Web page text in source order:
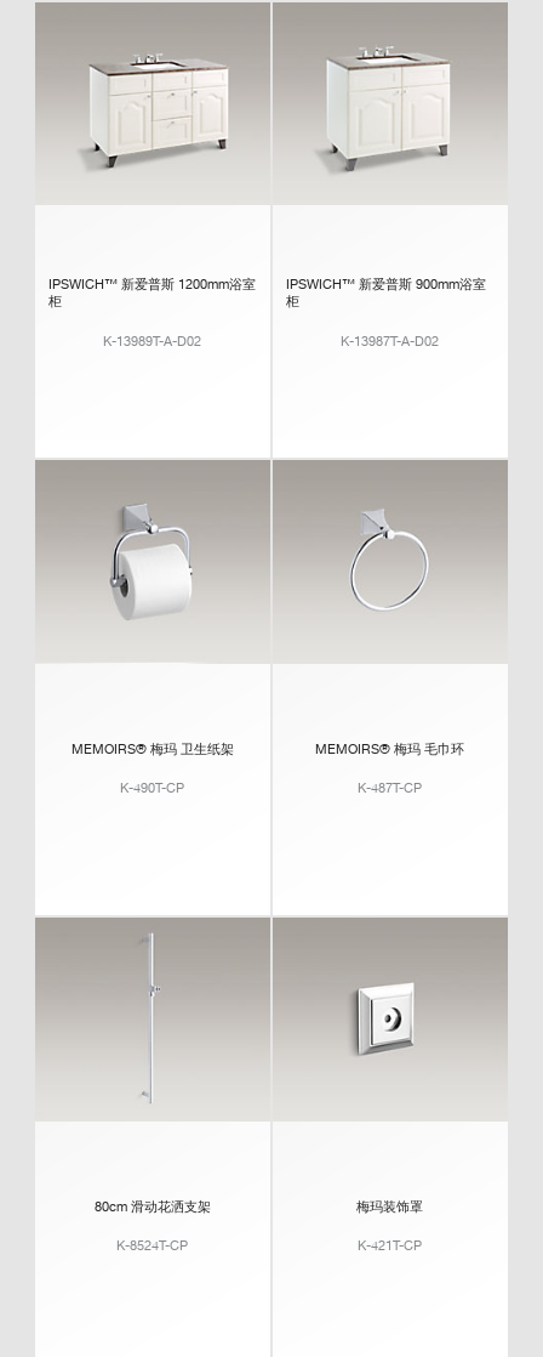
IPSWICH™ 新爱普斯 1200mm浴室
柜
K-13989T-A-D02
IPSWICH™ 新爱普斯 900mm浴室
柜
K-13987T-A-D02
MEMOIRS® 梅玛 卫生纸架
K-490T-CP
MEMOIRS® 梅玛 毛巾环
K-487T-CP
80cm 滑动花洒支架
K-8524T-CP
梅玛装饰罩
K-421T-CP